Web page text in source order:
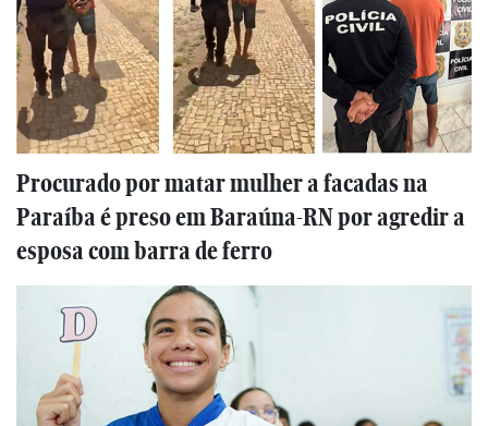
Procurado por matar mulher a facadas na
Paraíba é preso em Baraúna-RN por agredir a
esposa com barra de ferro